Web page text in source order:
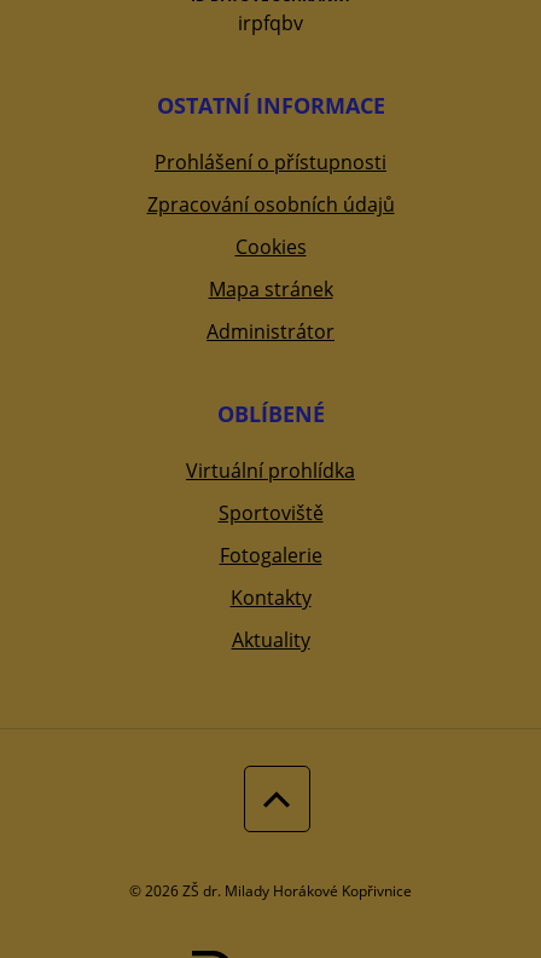
irpfqbv
OSTATNÍ INFORMACE
Prohlášení o přístupnosti
Zpracování osobních údajů
Cookies
Mapa stránek
Administrátor
OBLÍBENÉ
Virtuální prohlídka
Sportoviště
Fotogalerie
Kontakty
Aktuality
© 2026 ZŠ dr. Milady Horákové Kopřivnice